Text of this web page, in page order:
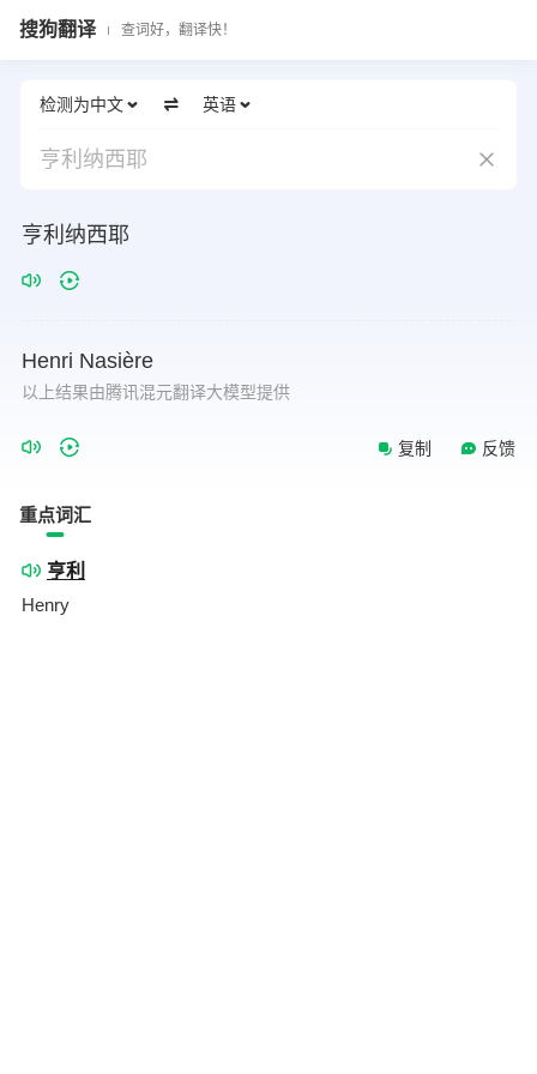
搜狗翻译 查词好，翻译快！
检测为中文 英语
亨利纳西耶
亨利纳西耶
Henri Nasière
以上结果由腾讯混元翻译大模型提供
复制 反馈
重点词汇
亨利
Henry